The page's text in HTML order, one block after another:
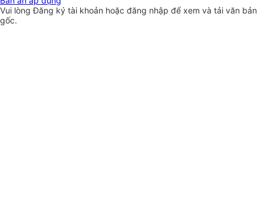
Vui lòngĐăng ký tài khoản hoặc đăng nhập để xem và tải văn bản
gốc.